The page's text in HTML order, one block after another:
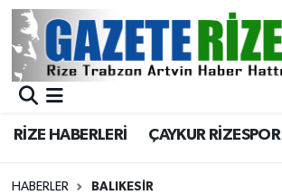
RİZE HABERLERİ ÇAYKUR RİZESPOR
HABERLER BALIKESIR
BÖLGEMİZ
Asayiş
Merkez Nöbetçi Eczaneler
Merkez Trafik Yoğunluk Haritası